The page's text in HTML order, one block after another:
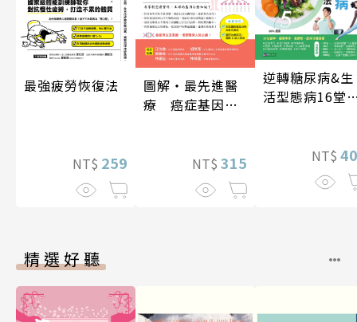
最強疲勞恢復法
NT$ 259
圖解‧最先進醫
療 癌症基因療
NT$ 315
逆轉糖尿病&生
活型態病16堂
NT$
精選好聽